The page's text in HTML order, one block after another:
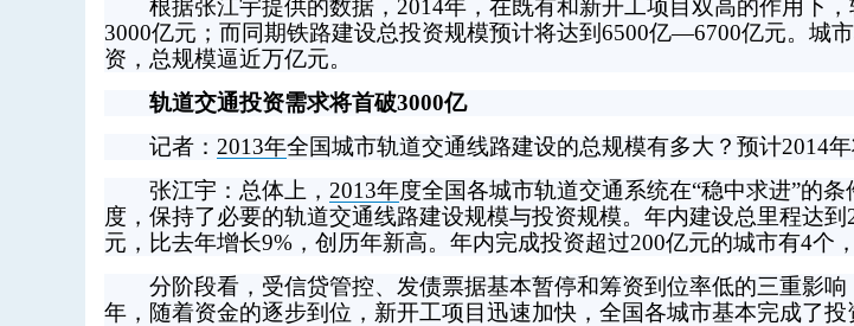
根据张江宇提供的数据，2014年，在既有和新开工项目双高的作用下，
3000亿元；而同期铁路建设总投资规模预计将达到6500亿—6700亿元。城
资，总规模逼近万亿元。
轨道交通投资需求将首破3000亿
记者： 2013年全国城市轨道交通线路建设的总规模有多大？预计2014
张江宇：总体上， 2013年度全国各城市轨道交通系统在“稳中求进”的
度，保持了必要的轨道交通线路建设规模与投资规模。年内建设总里程达
元，比去年增长9%，创历年新高。年内完成投资超过200亿元的城市有4个
分阶段看，受信贷管控、发债票据基本暂停和筹资到位率低的三重影响
年，随着资金的逐步到位，新开工项目迅速加快，全国各城市基本完成了投